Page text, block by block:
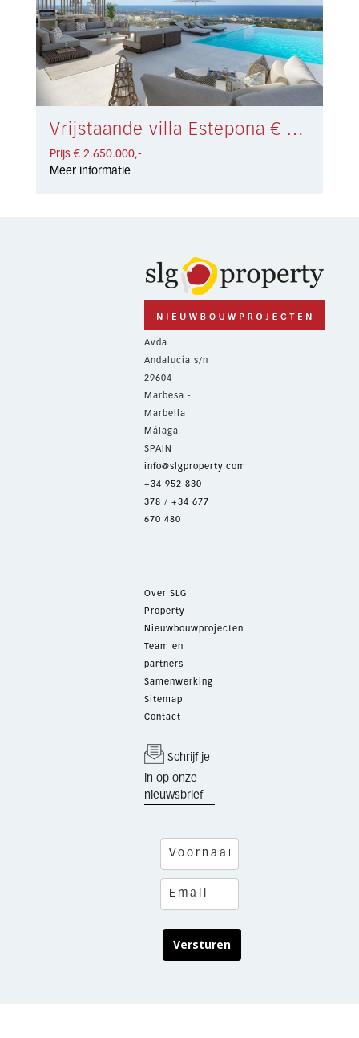
Vrijstaande villa Estepona € 2.650.000,-
Prijs € 2.650.000,-
Meer informatie
Avda
Andalucía s/n
29604
Marbesa -
Marbella
Málaga -
SPAIN
info@slgproperty.com
+34 952 830
378 / +34 677
670 480
Over SLG
Property
Nieuwbouwprojecten
Team en
partners
Samenwerking
Sitemap
Contact
Schrijf je
in op onze
nieuwsbrief
Versturen